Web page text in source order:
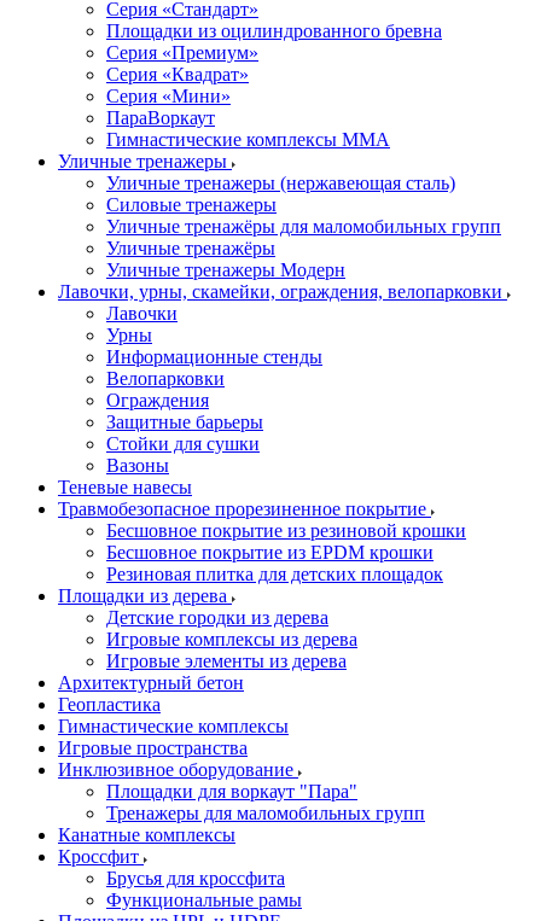
Серия «Стандарт»
Площадки из оцилиндрованного бревна
Серия «Премиум»
Серия «Квадрат»
Серия «Мини»
ПараВоркаут
Гимнастические комплексы ММА
Уличные тренажеры
Уличные тренажеры (нержавеющая сталь)
Силовые тренажеры
Уличные тренажёры для маломобильных групп
Уличные тренажёры
Уличные тренажеры Модерн
Лавочки, урны, скамейки, ограждения, велопарковки
Лавочки
Урны
Информационные стенды
Велопарковки
Ограждения
Защитные барьеры
Стойки для сушки
Вазоны
Теневые навесы
Травмобезопасное прорезиненное покрытие
Бесшовное покрытие из резиновой крошки
Бесшовное покрытие из EPDM крошки
Резиновая плитка для детских площадок
Площадки из дерева
Детские городки из дерева
Игровые комплексы из дерева
Игровые элементы из дерева
Архитектурный бетон
Геопластика
Гимнастические комплексы
Игровые пространства
Инклюзивное оборудование
Площадки для воркаут "Пара"
Тренажеры для маломобильных групп
Канатные комплексы
Кроссфит
Брусья для кроссфита
Функциональные рамы